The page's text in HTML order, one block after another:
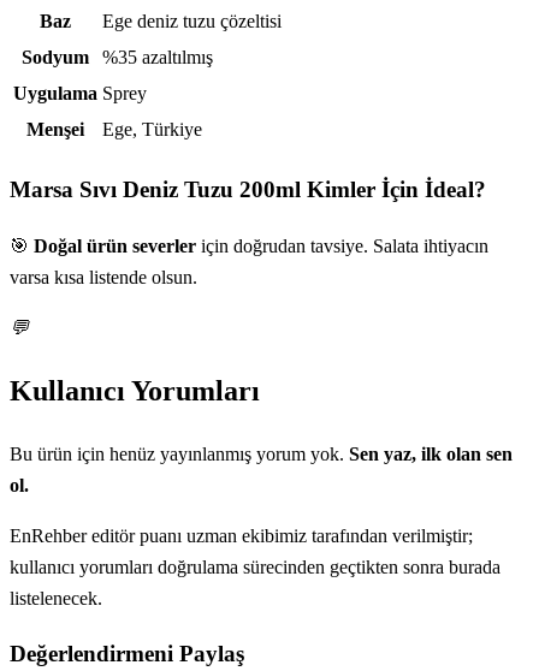
Baz
Ege deniz tuzu çözeltisi
Sodyum
%35 azaltılmış
Uygulama Sprey
Menşei
Ege, Türkiye
Marsa Sıvı Deniz Tuzu 200ml Kimler İçin İdeal?
🎯 Doğal ürün severler için doğrudan tavsiye. Salata ihtiyacın
varsa kısa listende olsun.
💬
Kullanıcı Yorumları
Bu ürün için henüz yayınlanmış yorum yok. Sen yaz, ilk olan sen
ol.
EnRehber editör puanı uzman ekibimiz tarafından verilmiştir;
kullanıcı yorumları doğrulama sürecinden geçtikten sonra burada
listelenecek.
Değerlendirmeni Paylaş